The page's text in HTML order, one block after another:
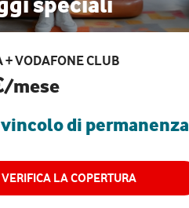
+ VODAFONE CLUB
/mese
di permanenza
VERIFICA LA COPERTURA